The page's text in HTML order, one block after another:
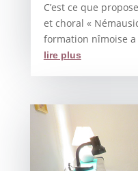
C’est ce que
et choral «
formation nîmoise
lire plus